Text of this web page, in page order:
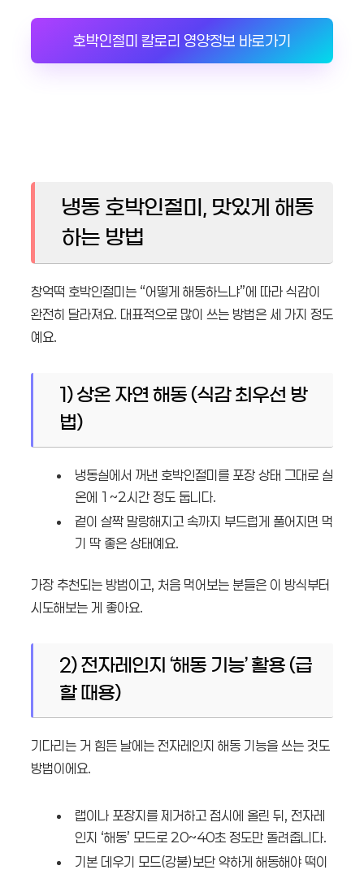
호박인절미 칼로리 영양정보 바로가기
냉동 호박인절미, 맛있게 해동
하는 방법
창억떡 호박인절미는 “어떻게 해동하느냐”에 따라 식감이
완전히 달라져요. 대표적으로 많이 쓰는 방법은 세 가지 정도
예요.
1) 상온 자연 해동 (식감 최우선 방
법)
냉동실에서 꺼낸 호박인절미를 포장 상태 그대로 실
온에 1~2시간 정도 둡니다.
겉이 살짝 말랑해지고 속까지 부드럽게 풀어지면 먹
기 딱 좋은 상태예요.
가장 추천되는 방법이고, 처음 먹어보는 분들은 이 방식부터
시도해보는 게 좋아요.
2) 전자레인지 ‘해동 기능’ 활용 (급
할 때용)
기다리는 거 힘든 날에는 전자레인지 해동 기능을 쓰는 것도
방법이에요.
랩이나 포장지를 제거하고 접시에 올린 뒤, 전자레
인지 ‘해동’ 모드로 20~40초 정도만 돌려줍니다.
기본 데우기 모드(강불)보단 약하게 해동해야 떡이